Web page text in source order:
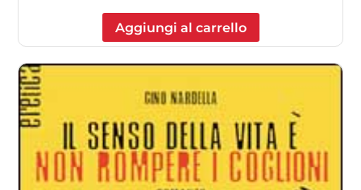
Aggiungi al carrello